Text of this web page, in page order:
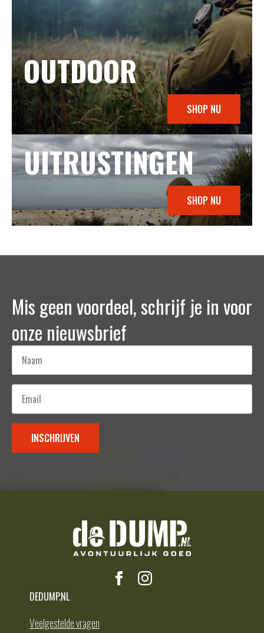
OUTDOOR
SHOP NU
UITRUSTINGEN
SHOP NU
Mis geen voordeel, schrijf je in voor
onze nieuwsbrief
Naam
Email
INSCHRIJVEN
DEDUMP.NL
Veelgestelde vragen